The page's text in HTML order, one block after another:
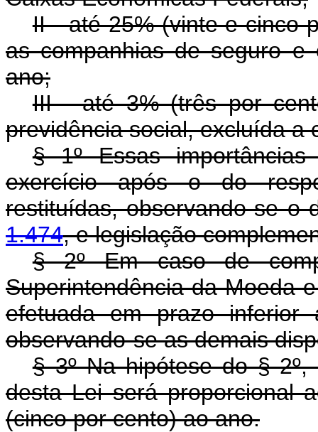
II - até 25% (vinte e cinco
as companhias de seguro e
ano;
III - até 3% (três por
previdência social, excluída a
§ 1º Essas
exercício após o do
restituídas, observando-se o
1.474, e legislação
§ 2º Em caso de
Superintendência da Moeda
efetuada em prazo
observando-se as demais
§ 3º Na hipótese do §
desta Lei será proporcional
(cinco por cento) ao ano.